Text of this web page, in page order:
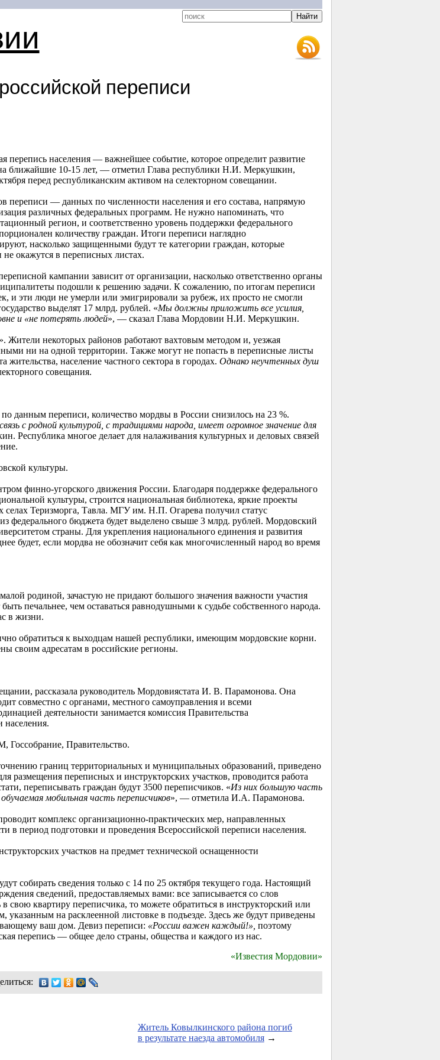
переписи
перепись населения — важнейшее событие, которое определит развитие
ближайшие 10-15 лет, —отметил Глава республики Н.И. Меркушкин,
перед республиканским активом на селекторном совещании.
переписи — данных по численности населения и его состава, напрямую
различных федеральных программ. Не нужно напоминать, что
регион, и соответственно уровень поддержки федерального
количеству граждан. Итоги переписи наглядно
насколько защищенными будут те категории граждан, которые
не окажутся в переписных листах.
кампании зависит от организации, насколько ответственно органы
подошли к решению задачи. К сожалению, по итогам переписи
и эти люди не умерли или эмигрировали за рубеж, их просто не смогли
выделят 17 млрд. рублей. «Мы должны приложить все усилия,
и «не потерять людей», — сказал Глава Мордовии Н.И. Меркушкин.
Жители некоторых районов работают вахтовым методом и, уезжая
ни на одной территории. Также могут не попасть в переписные листы
население частного сектора в городах. Однако неучтенных душ
совещания.
переписи, количество мордвы в России снизилось на 23 %.
с родной культурой, с традициями народа, имеет огромное значение для
Республика многое делает для налаживания культурных и деловых связей
культуры.
финно-угорского движения России. Благодаря поддержке федерального
культуры, строится национальная библиотека, яркие проекты
Теризморга, Тавла. МГУ им. Н.П. Огарева получил статус
федерального бюджета будет выделено свыше 3 млрд. рублей. Мордовский
страны. Для укрепления национального единения и развития
будет, если мордва не обозначит себя как многочисленный народ во время
родиной, зачастую не придают большого значения важности участия
печальнее, чем оставаться равнодушными к судьбе собственного народа.
в жизни.
обратиться к выходцам нашей республики, имеющим мордовские корни.
своим адресатам в российские регионы.
рассказала руководитель Мордовиястата И. В. Парамонова. Она
совместно с органами, местного самоуправления и всеми
деятельности занимается комиссия Правительства
населения.
Правительство.
границ территориальных и муниципальных образований, приведено
размещения переписных и инструкторских участков, проводится работа
переписывать граждан будут 3500 переписчиков. «Из них большую часть
мобильная часть переписчиков», — отметила И.А. Парамонова.
комплекс организационно-практических мер, направленных
в период подготовки и проведения Всероссийской переписи населения.
участков на предмет технической оснащенности
собирать сведения только с 14 по 25 октября текущего года. Настоящий
сведений, предоставляемых вами: все записывается со слов
свою квартиру переписчика, то можете обратиться в инструкторский или
на расклеенной листовке в подъезде. Здесь же будут приведены
ваш дом. Девиз переписи: «России важен каждый!», поэтому
перепись — общее дело страны, общества и каждого из нас.
«Известия Мордовии»
Житель Ковылкинского района погиб
в результате наезда автомобиля→